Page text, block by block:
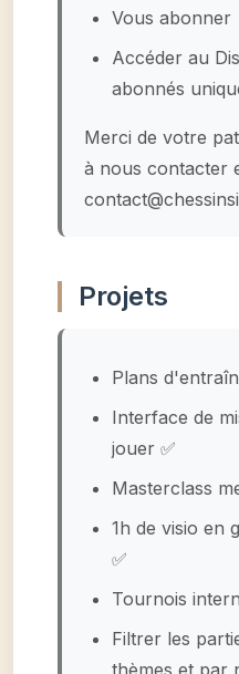
Vous abonner
Accéder au
abonnés
Merci de votre
à nous contacter
Projets
Plans
Interface de
jouer ✅
Masterclass
1h de visio en
✅
Tournois
Filtrer les
thèmes et par